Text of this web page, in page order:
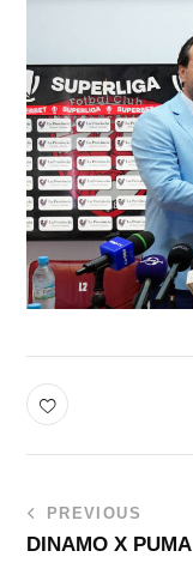
PREVIOUS
DINAMO X PUMA